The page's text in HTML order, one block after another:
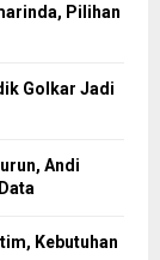
Pilihan
Golkar Jadi
Andi
Kebutuhan